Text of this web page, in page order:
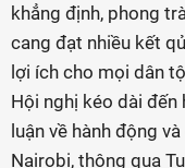
khẳng định, phong
cang đạt nhiều kết
lợi ích cho mọi dân
Hội nghị kéo dài
luận về hành động
Nairobi, thông qua